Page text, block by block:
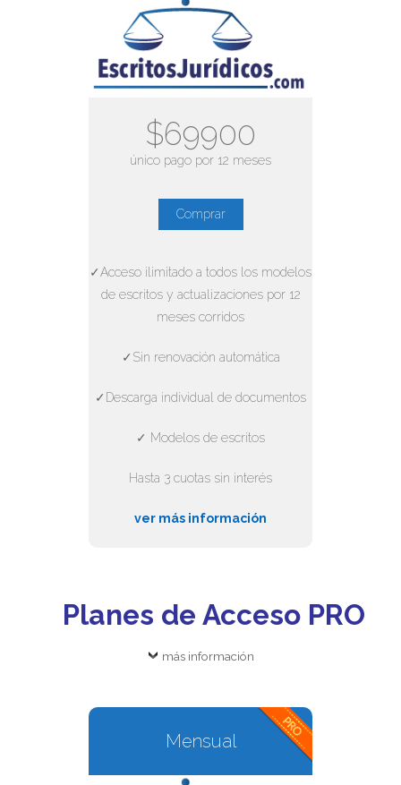
$69900
único pago por 12 meses
Comprar
✓Acceso ilimitado a todos los modelos
de escritos y actualizaciones por 12
meses corridos
✓Sin renovación automática
✓Descarga individual de documentos
✓ Modelos de escritos
Hasta 3 cuotas sin interés
ver más información
Planes de Acceso PRO
más información
Mensual